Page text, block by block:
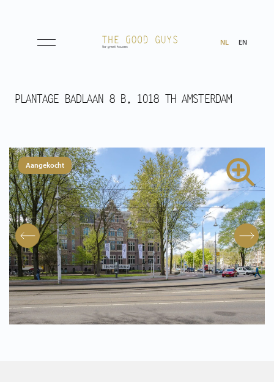
NL EN
Aanbod
Huur
Verwacht
Aangekocht
Transacties
Spaans aanbod
Wie zijn wij
PLANTAGE BADLAAN 8 B, 1018 TH AMSTERDAM
Aangekocht